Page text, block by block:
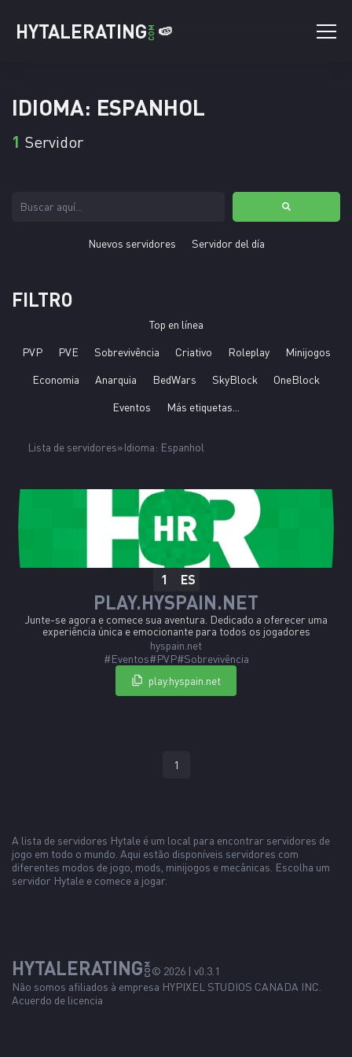
HYTALERATINGCOM 🍉
IDIOMA: ESPANHOL
1 Servidor
Nuevos servidores Servidor del día
FILTRO
Top en línea
PVP PVE Sobrevivência Criativo Roleplay Minijogos
Economia Anarquia BedWars SkyBlock OneBlock
Eventos Más etiquetas...
Lista de servidores Idioma: Espanhol
ES
1
PLAY.HYSPAIN.NET
Junte-se agora e comece sua aventura. Dedicado a oferecer uma
experiência única e emocionante para todos os jogadores
hispanofalantes.
hyspain.net
#Eventos#PVP#Sobrevivência
play.hyspain.net
1
A lista de servidores Hytale é um local para encontrar servidores de
jogo em todo o mundo. Aqui estão disponíveis servidores com
diferentes modos de jogo, mods, minijogos e mecânicas. Escolha um
servidor Hytale e comece a jogar.
HYTALERATINGCOM© 2026 | v0.3.1
Não somos afiliados à empresa HYPIXEL STUDIOS CANADA INC.
Acuerdo de licencia